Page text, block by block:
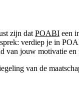
zijn dat POABI een
verdiep je in
van jouw motivatie
van de